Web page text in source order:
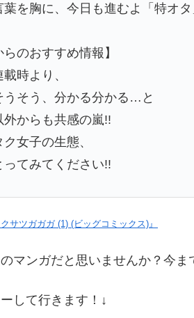
葉を胸に、今日も進むよ「特オ
らのおすすめ情報】
時より、
うそう、分かる分かる…と
からも共感の嵐!!
女子の生態、
てみてください!!
サツガガガ (1) (ビッグコミックス)』
マンガだと思いませんか？今ま
して行きます！↓